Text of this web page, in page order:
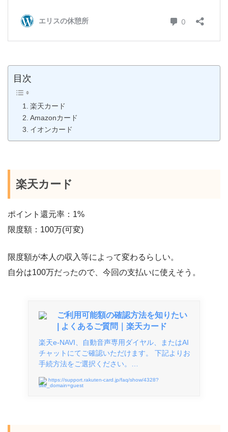
目次
楽天カード
Amazonカード
イオンカード
楽天カード
ポイント還元率：1%
限度額：100万(可変)
限度額が本人の収入等によって変わるらしい。
自分は100万だったので、今回の支払いに使えそう。
ご利用可能額の確認方法を知りたい
| よくあるご質問｜楽天カード
楽天e-NAVI、自動音声専用ダイヤル、またはAI
チャットにてご確認いただけます。 下記よりお
手続方法をご選択ください。…
https://support.rakuten-card.jp/faq/show/4328?
site_domain=guest